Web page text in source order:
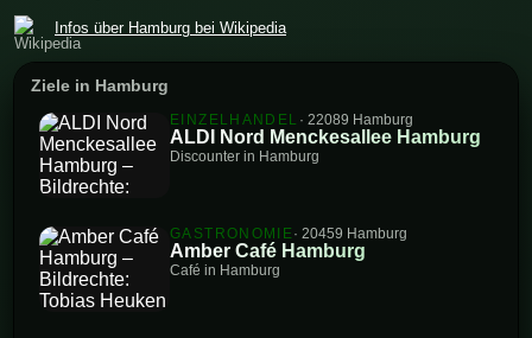
Infos über Hamburg bei Wikipedia
Ziele in Hamburg
EINZELHANDEL · 22089 Hamburg
ALDI Nord Menckesallee Hamburg
Discounter in Hamburg
GASTRONOMIE · 20459 Hamburg
Amber Café Hamburg
Café in Hamburg